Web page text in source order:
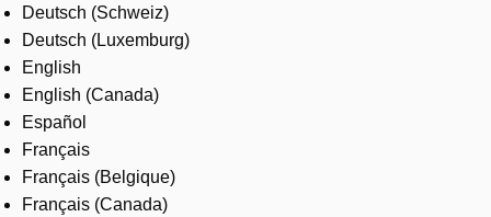
Where to buy
Contact us
Careers
Deutsch (Schweiz)
Deutsch (Luxemburg)
English
English (Canada)
Español
Français
Français (Belgique)
Français (Canada)